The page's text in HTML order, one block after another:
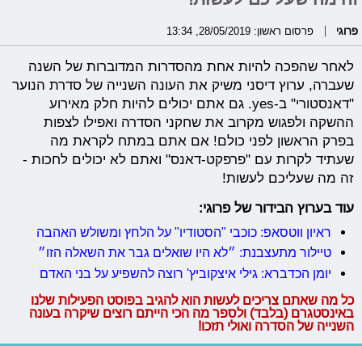
פרוגי פרסום ראשון: 28/05/2019, 13:34
לאחר שהפכה להיות אחת מהסדרות המדוברות של השנה
שעברה, ערוץ דיסני משיק את העונה השנייה של סדרת הנוער
"דאנסטורי" ב-yes. גם אתם יכולים להיות חלק מאירוע
ההשקה ולפגוש מקרוב את שחקני הסדרה ואפילו לצפות
בפרק הראשון לפני כולם! אם אתם במתח לקראת מה
שעתיד לקרות עם "פרפקט-דאנס" ואתם לא יכולים לחכות -
זה מה שעליכם לעשות!
עוד בערוץ הבידור של פרוגי:
ראיון ווטסאפ: כוכבי "הסטודיו" על הלחץ ומשולש האהבה
טיילור מתעצבנת: ״לא היו שואלים גבר את השאלה הזו״
יומן הכדברא: גילי איצקוביץ' רוצה להשפיע על בני האדם
כל מה שאתם צריכים לעשות הוא להגיב בפוסט הפעילות שלנו
באינסטגרם (בלבד) ולספרמה הכי הייתם רוצים שיקרה בעונה
השנייה של הסדרה ואולי תזכו!